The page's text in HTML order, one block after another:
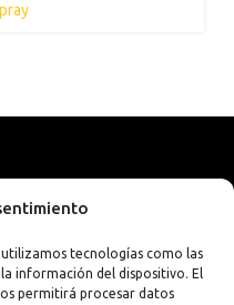
tecnologías como las
información del dispositivo. El
permitirá procesar datos